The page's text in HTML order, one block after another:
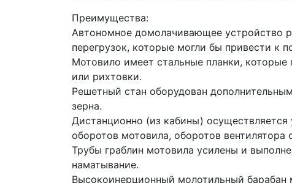
Преимущества:
Автономное домолачивающее устройство
перегрузок, которые могли бы привести к
Мотовило имеет стальные планки,
или рихтовки.
Решетный стан оборудован
зерна.
Дистанционно (из кабины) осуществляется
оборотов мотовила, оборотов вентилятора
Трубы граблин мотовила усилены и
наматывание.
Высокоинерционный молотильный барабан